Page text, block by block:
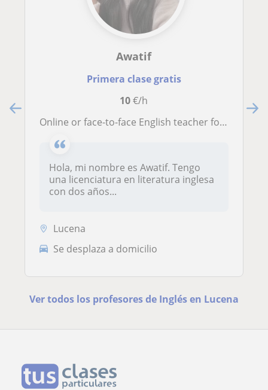
Awatif
Primera clase gratis
10€/h
Online or face-to-face English teacher for all levels
Hola, mi nombre es Awatif. Tengo
una licenciatura en literatura inglesa
con dos años...
Lucena
Se desplaza a domicilio
Ver todos los profesores de Inglés en Lucena